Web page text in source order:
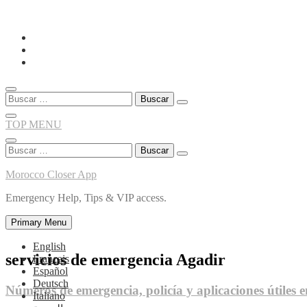
Skip
content
Buscar:
TOP MENU
Buscar:
Morocco Closer App
Emergency Help, Tips & VIP access.
Primary Menu
English
Français
Español
Deutsch
Italiano
servicios de emergencia Agadir
Números de emergencia, policía y aplicaciones útiles